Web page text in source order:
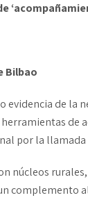
Bilbao
evidencia de la
de
por la
núcleos
complemento